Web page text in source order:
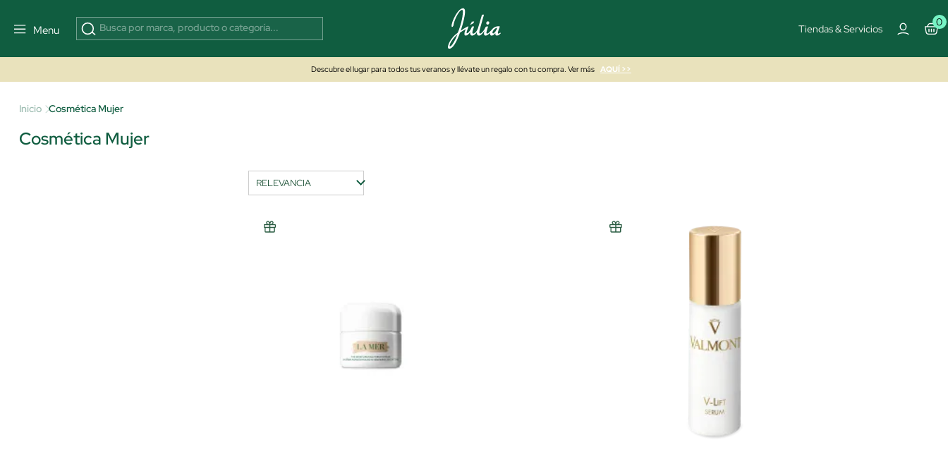
Menu Tiendas & Servicios
0
Descubre el lugar para todos tus veranos y llévate un regalo con tu compra. Ver más AQUÍ >>
Inicio Cosmética Mujer
Cosmética Mujer